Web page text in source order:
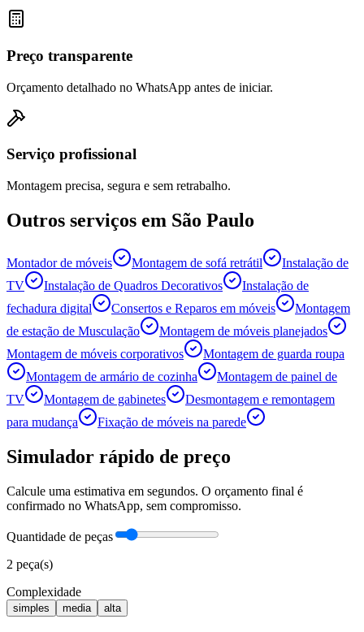
Preço transparente
Orçamento detalhado no WhatsApp antes de iniciar.
Serviço profissional
Montagem precisa, segura e sem retrabalho.
Outros serviços em São Paulo
Montador de móveis Montagem de sofá retrátil
Instalação de
TV
Instalação de Quadros Decorativos
Instalação de
fechadura digital
Consertos e Reparos em móveis
Montagem
de estação de Musculação
Montagem de móveis planejados
Montagem de móveis corporativos
Montagem de guarda roupa
Montagem de armário de cozinha
Montagem de painel de
TV
Montagem de gabinetes
Desmontagem e remontagem
para mudança
Fixação de móveis na parede
Simulador rápido de preço
Calcule uma estimativa em segundos. O orçamento final é
confirmado no WhatsApp, sem compromisso.
Quantidade de peças
2 peça(s)
Complexidade
simples media alta